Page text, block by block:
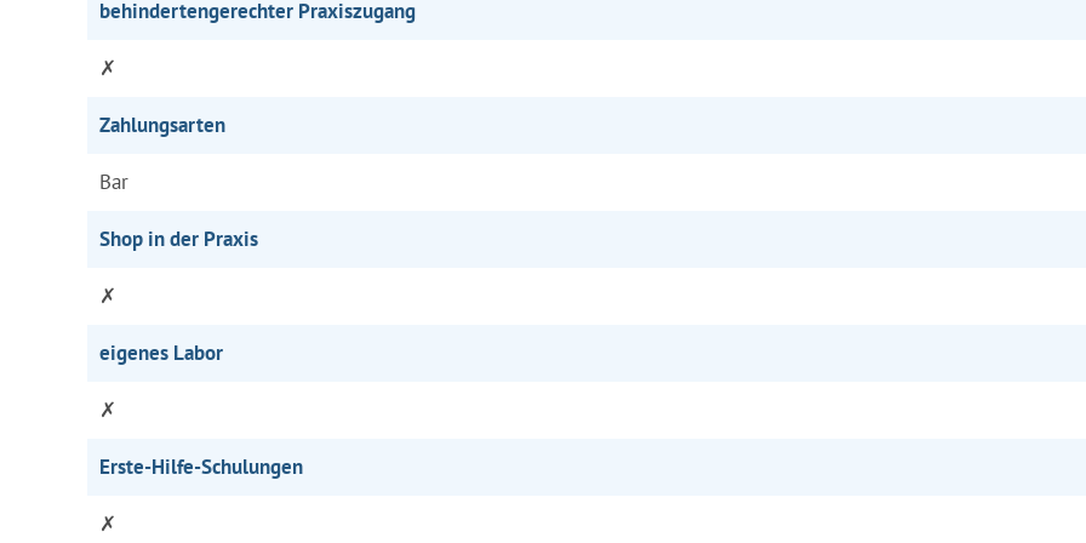
behindertengerechter Praxiszugang
✗
Zahlungsarten
Bar
Shop in der Praxis
✗
eigenes Labor
✗
Erste-Hilfe-Schulungen
✗